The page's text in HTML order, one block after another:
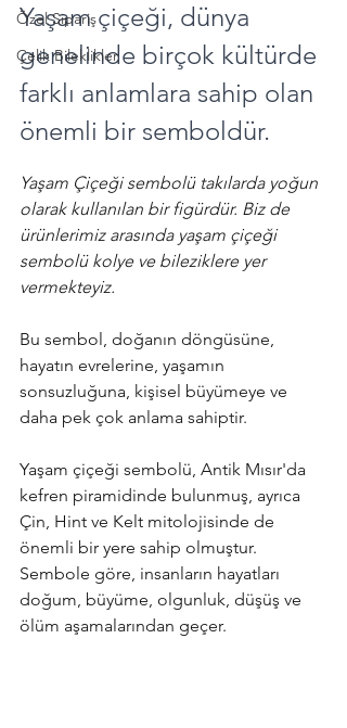
Özel Sipariş
Çelik Bileklikler
Yaşam çiçeği, dünya
genelinde birçok kültürde
farklı anlamlara sahip olan
önemli bir semboldür.
Yaşam Çiçeği sembolü takılarda yoğun
olarak kullanılan bir figürdür. Biz de
ürünlerimiz arasında yaşam çiçeği
sembolü kolye ve bileziklere yer
vermekteyiz.
Bu sembol, doğanın döngüsüne,
hayatın evrelerine, yaşamın
sonsuzluğuna, kişisel büyümeye ve
daha pek çok anlama sahiptir.
Yaşam çiçeği sembolü, Antik Mısır'da
kefren piramidinde bulunmuş, ayrıca
Çin, Hint ve Kelt mitolojisinde de
önemli bir yere sahip olmuştur.
Sembole göre, insanların hayatları
doğum, büyüme, olgunluk, düşüş ve
ölüm aşamalarından geçer.